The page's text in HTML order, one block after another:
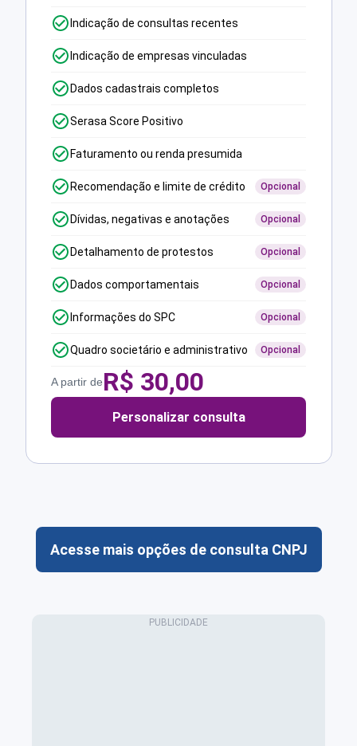
Indicação de consultas recentes
Indicação de empresas vinculadas
Dados cadastrais completos
Serasa Score Positivo
Faturamento ou renda presumida
Recomendação e limite de crédito Opcional
Dívidas, negativas e anotações Opcional
Detalhamento de protestos Opcional
Dados comportamentais Opcional
Informações do SPC Opcional
Quadro societário e administrativo Opcional
A partir deR$ 30,00
Personalizar consulta
Acesse mais opções de consulta CNPJ